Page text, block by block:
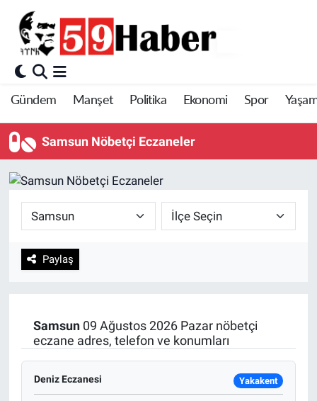
Gündem Manşet Politika Ekonomi Spor
Samsun Nöbetçi Eczaneler
Paylaş
Samsun09 Ağustos 2026 Pazar nöbetçi
eczane adres, telefon ve konumları
Deniz Eczanesi Yakakent